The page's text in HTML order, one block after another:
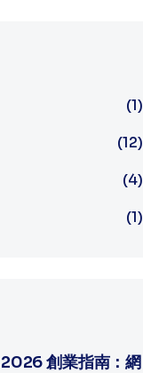
(1)
(12)
(4)
(1)
2026 創業指南：網